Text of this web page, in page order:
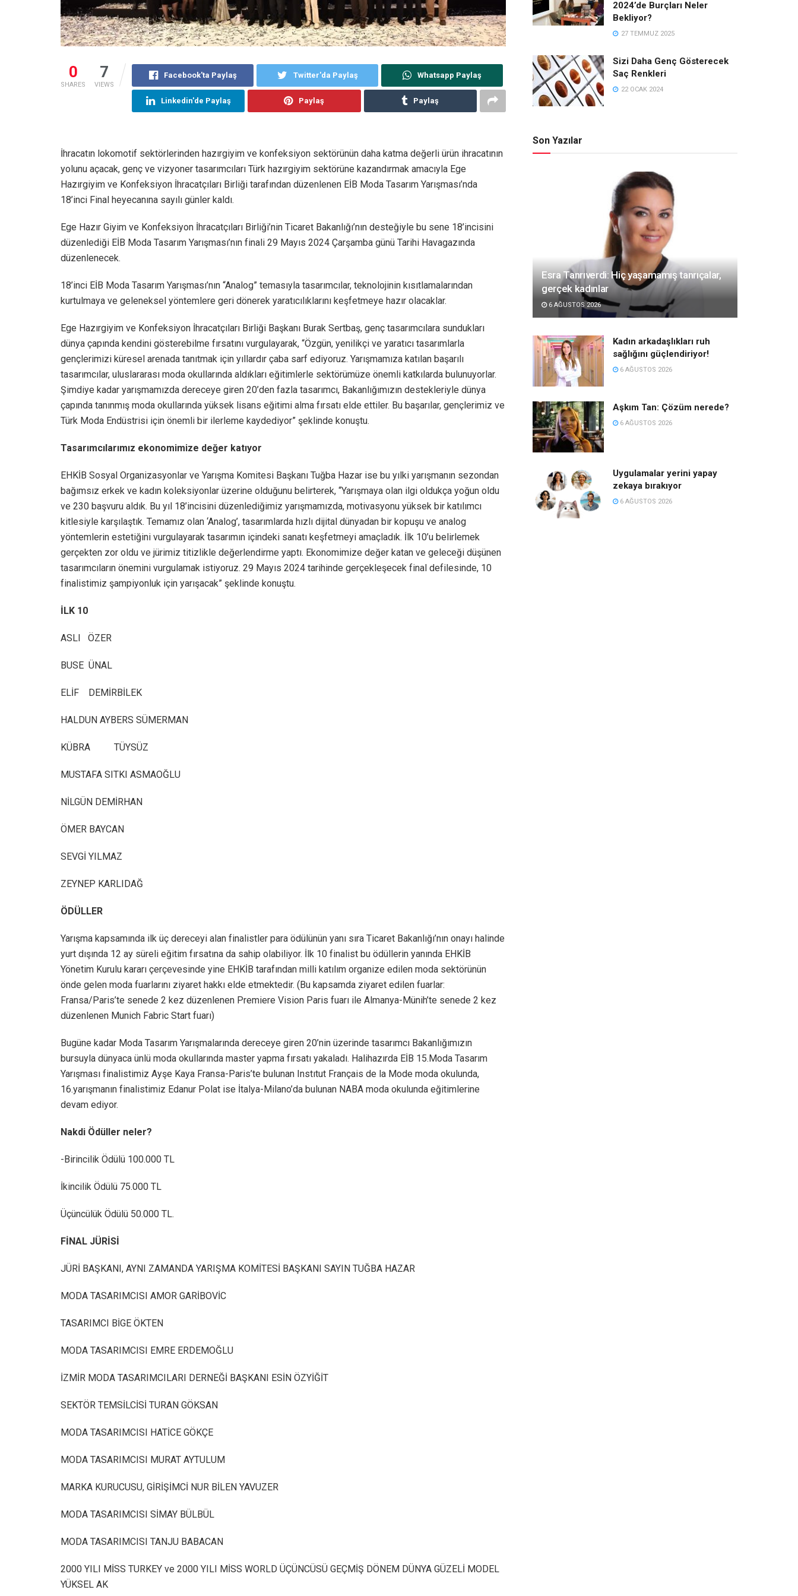
0
SHARES
7
VIEWS
Facebook'ta Paylaş Twitter'da Paylaş Whatsapp Paylaş
Linkedin'de Paylaş Paylaş Paylaş
İhracatın lokomotif sektörlerinden hazırgiyim ve konfeksiyon sektörünün daha katma değerli ürün ihracatının
yolunu açacak, genç ve vizyoner tasarımcıları Türk hazırgiyim sektörüne kazandırmak amacıyla Ege
Hazırgiyim ve Konfeksiyon İhracatçıları Birliği tarafından düzenlenen EİB Moda Tasarım Yarışması’nda
18’inci Final heyecanına sayılı günler kaldı.
Ege Hazır Giyim ve Konfeksiyon İhracatçıları Birliği’nin Ticaret Bakanlığı’nın desteğiyle bu sene 18’incisini
düzenlediği EİB Moda Tasarım Yarışması’nın finali 29 Mayıs 2024 Çarşamba günü Tarihi Havagazında
düzenlenecek.
18’inci EİB Moda Tasarım Yarışması’nın “Analog” temasıyla tasarımcılar, teknolojinin kısıtlamalarından
kurtulmaya ve geleneksel yöntemlere geri dönerek yaratıcılıklarını keşfetmeye hazır olacaklar.
Ege Hazırgiyim ve Konfeksiyon İhracatçıları Birliği Başkanı Burak Sertbaş, genç tasarımcılara sundukları
dünya çapında kendini gösterebilme fırsatını vurgulayarak, “Özgün, yenilikçi ve yaratıcı tasarımlarla
gençlerimizi küresel arenada tanıtmak için yıllardır çaba sarf ediyoruz. Yarışmamıza katılan başarılı
tasarımcılar, uluslararası moda okullarında aldıkları eğitimlerle sektörümüze önemli katkılarda bulunuyorlar.
Şimdiye kadar yarışmamızda dereceye giren 20’den fazla tasarımcı, Bakanlığımızın destekleriyle dünya
çapında tanınmış moda okullarında yüksek lisans eğitimi alma fırsatı elde ettiler. Bu başarılar, gençlerimiz ve
Türk Moda Endüstrisi için önemli bir ilerleme kaydediyor” şeklinde konuştu.
Tasarımcılarımız ekonomimize değer katıyor
EHKİB Sosyal Organizasyonlar ve Yarışma Komitesi Başkanı Tuğba Hazar ise bu yılki yarışmanın sezondan
bağımsız erkek ve kadın koleksiyonlar üzerine olduğunu belirterek, “Yarışmaya olan ilgi oldukça yoğun oldu
ve 230 başvuru aldık. Bu yıl 18’incisini düzenlediğimiz yarışmamızda, motivasyonu yüksek bir katılımcı
kitlesiyle karşılaştık. Temamız olan ‘Analog’, tasarımlarda hızlı dijital dünyadan bir kopuşu ve analog
yöntemlerin estetiğini vurgulayarak tasarımın içindeki sanatı keşfetmeyi amaçladık. İlk 10’u belirlemek
gerçekten zor oldu ve jürimiz titizlikle değerlendirme yaptı. Ekonomimize değer katan ve geleceği düşünen
tasarımcıların önemini vurgulamak istiyoruz. 29 Mayıs 2024 tarihinde gerçekleşecek final defilesinde, 10
finalistimiz şampiyonluk için yarışacak” şeklinde konuştu.
İLK 10
ASLI ÖZER
BUSE ÜNAL
ELİF DEMİRBİLEK
HALDUN AYBERS SÜMERMAN
KÜBRA TÜYSÜZ
MUSTAFA SITKI ASMAOĞLU
NİLGÜN DEMİRHAN
ÖMER BAYCAN
SEVGİ YILMAZ
ZEYNEP KARLIDAĞ
ÖDÜLLER
Yarışma kapsamında ilk üç dereceyi alan finalistler para ödülünün yanı sıra Ticaret Bakanlığı’nın onayı halinde
yurt dışında 12 ay süreli eğitim fırsatına da sahip olabiliyor. İlk 10 finalist bu ödüllerin yanında EHKİB
Yönetim Kurulu kararı çerçevesinde yine EHKİB tarafından milli katılım organize edilen moda sektörünün
önde gelen moda fuarlarını ziyaret hakkı elde etmektedir. (Bu kapsamda ziyaret edilen fuarlar:
Fransa/Paris’te senede 2 kez düzenlenen Premiere Vision Paris fuarı ile Almanya-Münih’te senede 2 kez
düzenlenen Munich Fabric Start fuarı)
Bugüne kadar Moda Tasarım Yarışmalarında dereceye giren 20’nin üzerinde tasarımcı Bakanlığımızın
bursuyla dünyaca ünlü moda okullarında master yapma fırsatı yakaladı. Halihazırda EİB 15.Moda Tasarım
Yarışması finalistimiz Ayşe Kaya Fransa-Paris’te bulunan Instıtut Français de la Mode moda okulunda,
16.yarışmanın finalistimiz Edanur Polat ise İtalya-Milano’da bulunan NABA moda okulunda eğitimlerine
devam ediyor.
Nakdi Ödüller neler?
-Birincilik Ödülü 100.000 TL
İkincilik Ödülü 75.000 TL
Üçüncülük Ödülü 50.000 TL.
FİNAL JÜRİSİ
JÜRİ BAŞKANI, AYNI ZAMANDA YARIŞMA KOMİTESİ BAŞKANI SAYIN TUĞBA HAZAR
MODA TASARIMCISI AMOR GARİBOVİC
TASARIMCI BİGE ÖKTEN
MODA TASARIMCISI EMRE ERDEMOĞLU
İZMİR MODA TASARIMCILARI DERNEĞİ BAŞKANI ESİN ÖZYİĞİT
SEKTÖR TEMSİLCİSİ TURAN GÖKSAN
MODA TASARIMCISI HATİCE GÖKÇE
MODA TASARIMCISI MURAT AYTULUM
MARKA KURUCUSU, GİRİŞİMCİ NUR BİLEN YAVUZER
MODA TASARIMCISI SİMAY BÜLBÜL
MODA TASARIMCISI TANJU BABACAN
2000 YILI MİSS TURKEY ve 2000 YILI MİSS WORLD ÜÇÜNCÜSÜ GEÇMİŞ DÖNEM DÜNYA GÜZELİ MODEL
YÜKSEL AK
2024’de Burçları Neler
Bekliyor?
27 TEMMUZ 2025
Sizi Daha Genç Gösterecek
Saç Renkleri
22 OCAK 2024
Son Yazılar
Esra Tanrıverdi: Hiç yaşamamış tanrıçalar,
gerçek kadınlar
6 AĞUSTOS 2026
Kadın arkadaşlıkları ruh
sağlığını güçlendiriyor!
6 AĞUSTOS 2026
Aşkım Tan: Çözüm nerede?
6 AĞUSTOS 2026
Uygulamalar yerini yapay
zekaya bırakıyor
6 AĞUSTOS 2026